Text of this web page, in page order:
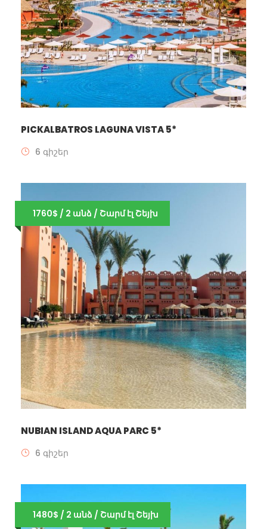
PICKALBATROS LAGUNA VISTA 5*
6 գիշեր
1760$ / 2 անձ / Շարմ էլ Շեյխ
NUBIAN ISLAND AQUA PARC 5*
6 գիշեր
1480$ / 2 անձ / Շարմ էլ Շեյխ